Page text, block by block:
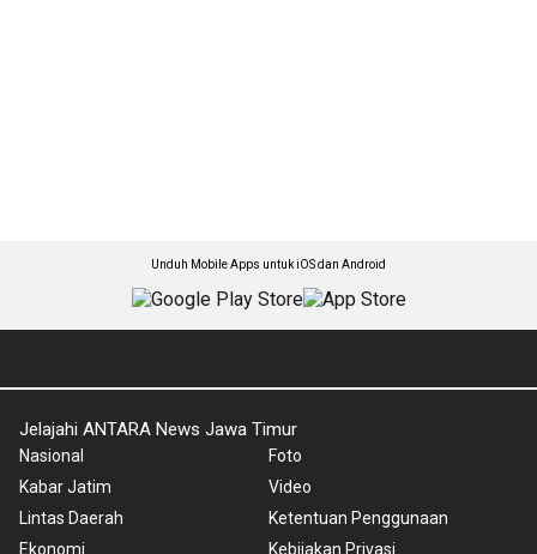
Unduh Mobile Apps untuk iOS dan Android
Jelajahi ANTARA News Jawa Timur
Nasional
Kabar Jatim
Lintas Daerah
Ekonomi
Foto
Video
Ketentuan Penggunaan
Kebijakan Privasi